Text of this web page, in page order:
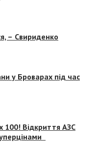
– Свириденко
у Броварах під час
100! Відкриття АЗС